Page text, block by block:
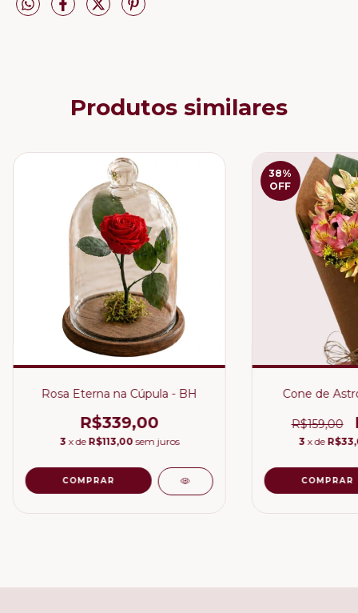
Produtos similares
Rosa Eterna na Cúpula - BH
R$339,00
3 x de R$113,00 sem juros
38%
OFF
Cone de
R$159,00
3 x de